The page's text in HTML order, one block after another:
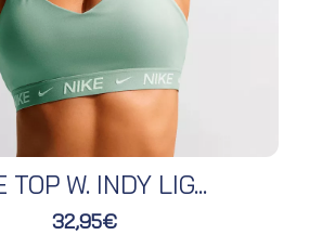
TOP W. INDY LIG...
32,95€